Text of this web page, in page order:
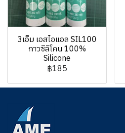
3เอ็ม เอสไอแอล SIL100
กาวซิลิโคน 100%
Silicone
฿185